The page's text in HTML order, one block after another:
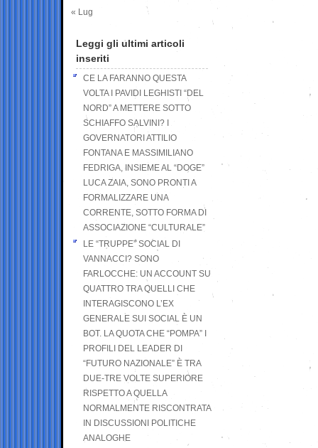
« Lug
Leggi gli ultimi articoli
inseriti
CE LA FARANNO QUESTA
VOLTA I PAVIDI LEGHISTI “DEL
NORD” A METTERE SOTTO
SCHIAFFO SALVINI? I
GOVERNATORI ATTILIO
FONTANA E MASSIMILIANO
FEDRIGA, INSIEME AL “DOGE”
LUCA ZAIA, SONO PRONTI A
FORMALIZZARE UNA
CORRENTE, SOTTO FORMA DI
ASSOCIAZIONE “CULTURALE”
LE “TRUPPE” SOCIAL DI
VANNACCI? SONO
FARLOCCHE: UN ACCOUNT SU
QUATTRO TRA QUELLI CHE
INTERAGISCONO L’EX
GENERALE SUI SOCIAL È UN
BOT. LA QUOTA CHE “POMPA” I
PROFILI DEL LEADER DI
“FUTURO NAZIONALE” È TRA
DUE-TRE VOLTE SUPERIORE
RISPETTO A QUELLA
NORMALMENTE RISCONTRATA
IN DISCUSSIONI POLITICHE
ANALOGHE